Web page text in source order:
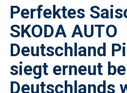
Perfektes
SKODA AUTO
Deutschland
siegt erneut
Deutschlands